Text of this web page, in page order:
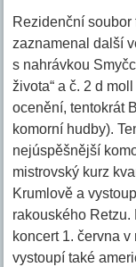
Rezidenční soubor
zaznamenal další
s nahrávkou
života“ a č. 2 d
ocenění, tentokrát
komorní hudby).
nejúspěšnější
mistrovský kurz
Krumlově a
rakouského
koncert 1. června
vystoupí také